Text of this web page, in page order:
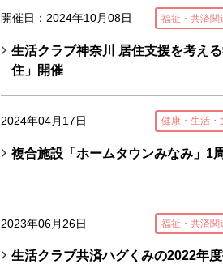
開催日：2024年10月08日 福祉・共済関
生活クラブ神奈川 居住支援を考え
住」開催
2024年04月17日 健康・生活・
複合施設「ホームタウンみなみ」1
2023年06月26日 福祉・共済関
生活クラブ共済ハグくみの2022年